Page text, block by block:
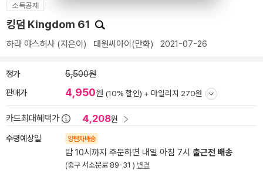
소득공제
킹덤 Kingdom 61
하라 야스히사 (지은이) 대원씨아이(만화) 2021-07-26
정가 5,500원
판매가 4,950원 (10% 할인) + 마일리지 270원
카드최대혜택가 4,208원
수령예상일 양탄자배송
밤 10시까지 주문하면 내일 아침 7시 출근전 배송
(중구 서소문로 89-31 ) 변경